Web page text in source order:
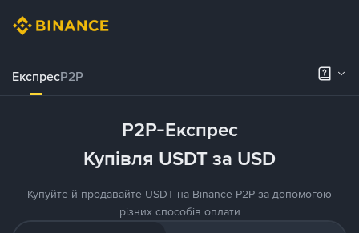
ЕкспресP2P
P2P-Експрес
Купівля USDT за USD
Купуйте й продавайте USDT на Binance P2P за допомогою
різних способів оплати